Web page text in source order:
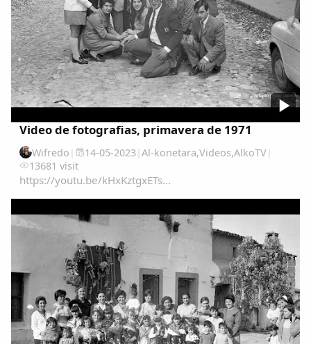
Video de fotografias, primavera de 1971
Wifredo | 14-05-2023| Al-konetara,Videos,AlkoTV|
13681 visit
https://youtu.be/kHxKztgxETs...